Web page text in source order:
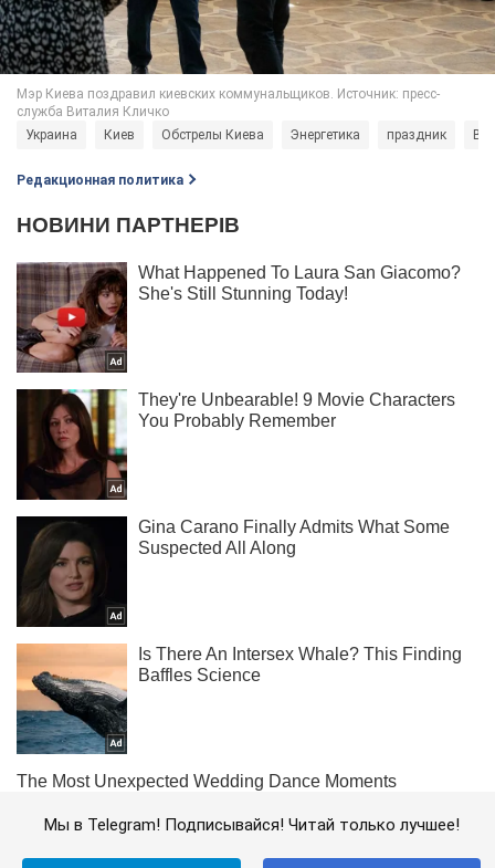
Украина Киев Обстрелы Киева Энергетика праздник
Редакционная политика
Мы в Telegram! Подписывайся! Читай только лучшее!